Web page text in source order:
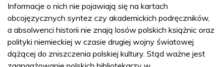
Informacje o nich nie pojawiają się na kartach
obcojęzycznych syntez czy akademickich podręczników,
a absolwenci historii nie znają losów polskich książnic oraz
polityki niemieckiej w czasie drugiej wojny światowej
dążącej do zniszczenia polskiej kultury. Stąd ważne jest